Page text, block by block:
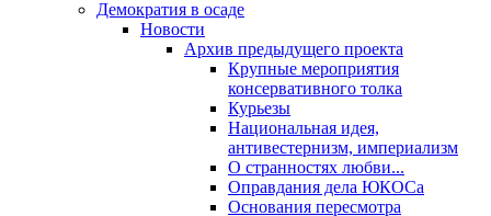
Демократия в осаде
Новости
Архив предыдущего проекта
Крупные мероприятия
консервативного толка
Курьезы
Национальная идея,
антивестернизм, империализм
О странностях любви...
Оправдания дела ЮКОСа
Основания пересмотра